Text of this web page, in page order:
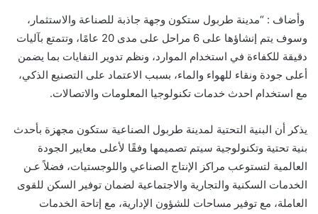
وأضاف : “مدينة طربول ستكون وجهة جاذبة للصناعة والاستثمار،
وسوف يتم إنشاؤها على 6 مراحل على مدى 20 عامًا، وتتمتع بآليات
دقيقة للكفاءة في استخدام الموارد، ونظم تدوير النفايات بما يضمن
أعلى جودة ونقاء للهواء والماء، بسبب الاعتماد على التصنيع الذكي،
مع استخدام احدث خدمات تكنولوجيا المعلومات والاتصالات.
يذكر أن البنية التحتية لمدينة طربول الصناعية ستكون مجهزة بأحدث
بنية تحتية وتكنولوجية سيتم تصميمها وفقًا لأعلى معايير الجودة
العالمية لتستوعب مراكز الإنتاج الصناعي واللوجستيات، فضلاً عـن
الخدمات السكنية والتجارية والاجتماعية لضمان توفير السكن للقوى
العاملة، مع توفير مساحات للشؤون الإدارية، مع إتاحة الخدمات